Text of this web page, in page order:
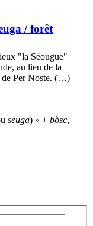
/ forêt
"la Séougue"
au lieu de la
de Per Noste. (…)
seuga) » + bòsc,